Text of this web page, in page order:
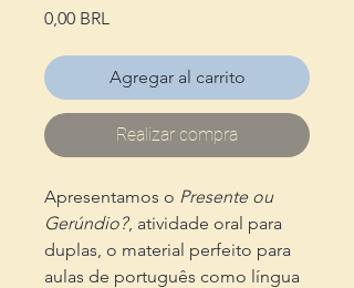
0,00 BRL
Agregar al carrito
Realizar compra
Apresentamos o Presente ou
Gerúndio?, atividade oral para
duplas, o material perfeito para
aulas de português como língua